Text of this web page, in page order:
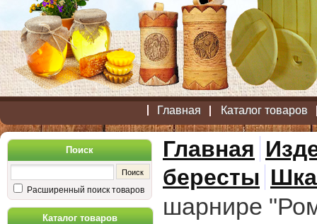
Главная Каталог товаров
Поиск
Расширенный поиск товаров
Каталог товаров
Главная
бересты
шарнире